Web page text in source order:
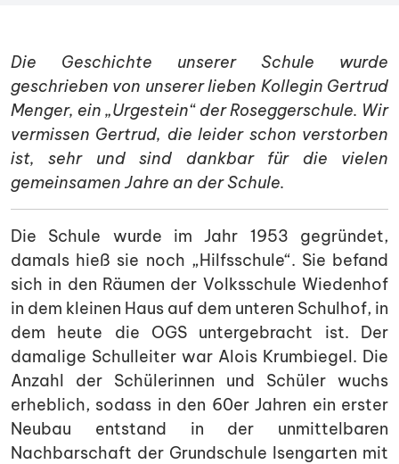
Die Geschichte unserer Schule wurde
geschrieben von unserer lieben Kollegin Gertrud
Menger, ein „Urgestein“ der Roseggerschule. Wir
vermissen Gertrud, die leider schon verstorben
ist, sehr und sind dankbar für die vielen
gemeinsamen Jahre an der Schule.
Die Schule wurde im Jahr 1953 gegründet,
damals hieß sie noch „Hilfsschule“. Sie befand
sich in den Räumen der Volksschule Wiedenhof
in dem kleinen Haus auf dem unteren Schulhof, in
dem heute die OGS untergebracht ist. Der
damalige Schulleiter war Alois Krumbiegel. Die
Anzahl der Schülerinnen und Schüler wuchs
erheblich, sodass in den 60er Jahren ein erster
Neubau entstand in der unmittelbaren
Nachbarschaft der Grundschule Isengarten mit